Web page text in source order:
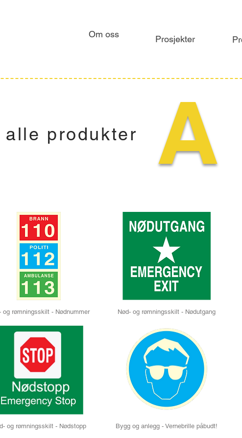
Om oss Prosjekter
og rømningsskilt - Nødnummer Nød- og rømningsskilt - Nødutgang
og rømningsskilt - Nødstopp Bygg og anlegg - Vernebrille påbudt!
alle produkter A